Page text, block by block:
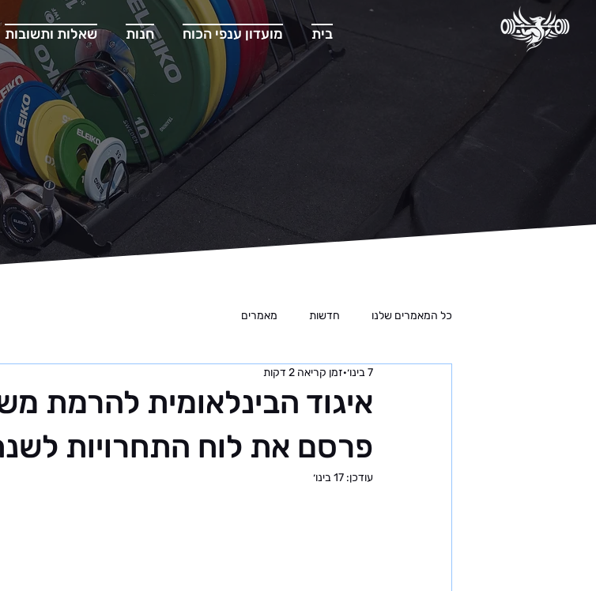
בית מועדון ענפי הכוח חנות שאלות ותשובות
כל המאמרים שלנו חדשות מאמרים
איגוד הבינלאומית להרמת
פרסם את לוח התחרויות לשנת
7 בינו׳ זמן קריאה 2 דקות
עודכן: 17 בינו׳